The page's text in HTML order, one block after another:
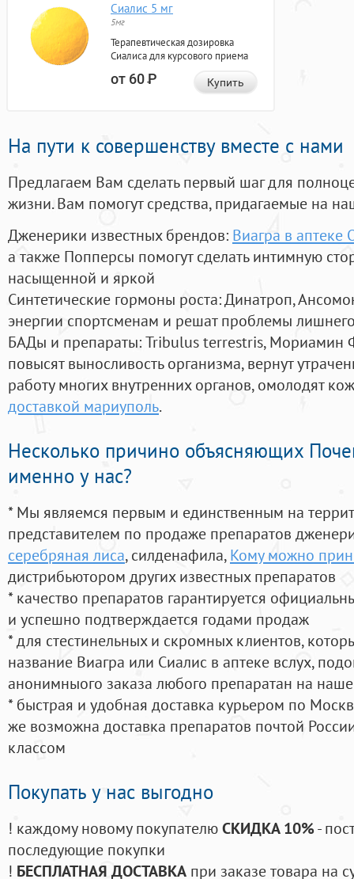
Сиалис 5 мг
5мг
Терапевтическая дозировка
Сиалиса для курсового приема
от 60Р Купить
На пути к совершенству вместе с нами
Предлагаем Вам сделать первый шаг для
жизни. Вам помогут средства, придагаемые на
Дженерики известных брендов: Виагра в аптеке
а также Попперсы помогут сделать интимную
насыщенной и яркой
Синтетические гормоны роста: Динатроп,
энергии спортсменам и решат проблемы
БАДы и препараты:Tribulus terrestris, Мориамин
повысят выносливость организма, вернут
работу многих внутренних органов, омолодят
доставкой мариуполь.
Несколько причино объясняющих
именно у нас?
* Мы являемся первым и единственным на
представителем по продаже препаратов
серебряная лиса, силденафила, Кому можно
дистрибьютором других известных препаратов
* качество препаратов гарантируется
и успешно подтверждается годами продаж
* для стестинельных и скромных клиентов,
название Виагра или Сиалис в аптеке вслух,
анонимныого заказа любого препаратан на
* быстрая и удобная доставка курьером по
же возможна доставка препаратов почтой
классом
Покупать у нас выгодно
! каждому новому покупателюСКИДКА 10%-
последующие покупки
! БЕСПЛАТНАЯ ДОСТАВКА при заказе товара на